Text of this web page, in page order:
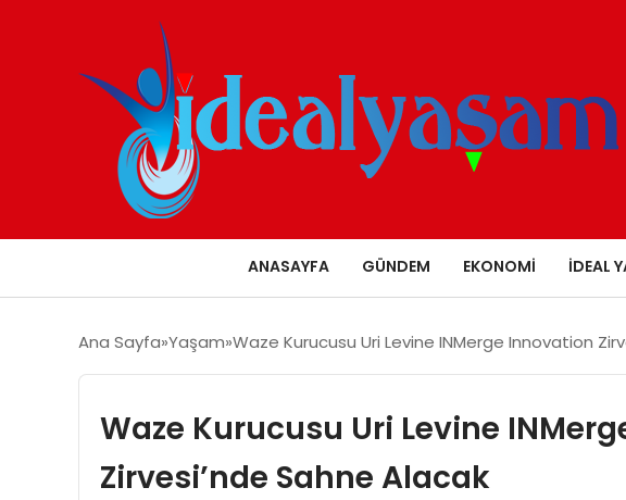
ANASAYFA GÜNDEM EKONOMI İDEAL
Ana Sayfa Yaşam Waze Kurucusu Uri Levine INMerge Innovation
Waze Kurucusu Uri Levine
Zirvesi’nde Sahne Alacak